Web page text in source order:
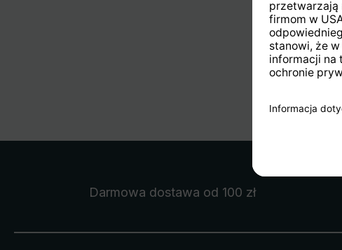
Darmowa dostawa od 100 zł